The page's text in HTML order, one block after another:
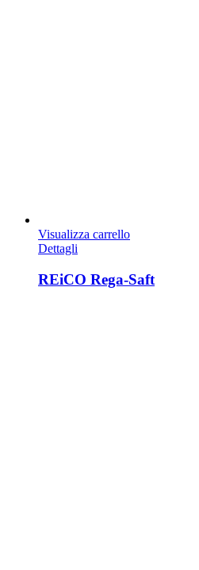
Visualizza carrello
Dettagli
REiCO Rega-Saft